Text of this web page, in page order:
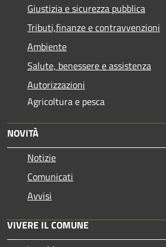
Giustizia e sicurezza pubblica
Tributi,finanze e contravvenzioni
Ambiente
Salute, benessere e assistenza
Autorizzazioni
Agricoltura e pesca
NOVITÀ
Notizie
Comunicati
Avvisi
VIVERE IL COMUNE